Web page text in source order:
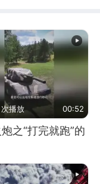
播放 00:52
之“打完就跑”的